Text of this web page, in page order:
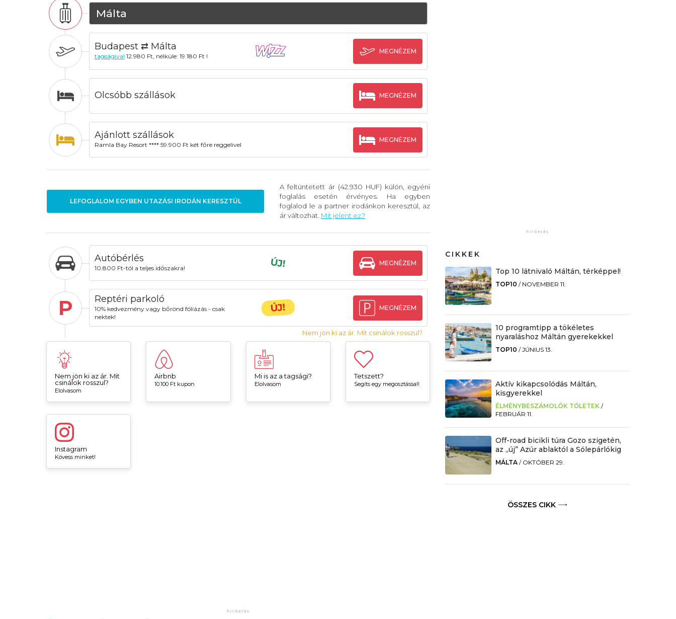
Málta
Budapest ⇄ Málta
tagságival 12.980 Ft, nélküle: 19.180 Ft !
MEGNÉZEM
Olcsóbb szállások MEGNÉZEM
Ajánlott szállások
Ramla Bay Resort **** 59.900 Ft két főre reggelivel
MEGNÉZEM
LEFOGLALOM EGYBEN UTAZÁSI IRODÁN KERESZTÜL
A feltüntetett ár (42.930 HUF) külön, egyéni
foglalás esetén érvényes. Ha egyben
foglalod le a partner irodánkon keresztül, az
ár változhat. Mit jelent ez?
Autóbérlés
10.800 Ft-tól a teljes időszakra! ÚJ! MEGNÉZEM
P Reptéri parkoló
10% kedvezmény vagy bőrönd fóliázás - csak
nektek!
ÚJ! MEGNÉZEM
Nem jön ki az ár. Mit csinálok rosszul?
Nem jön ki az ár. Mit
csinálok rosszul?
Elolvasom
Airbnb
10.100 Ft kupon
Mi is az a tagsági?
Elolvasom
Tetszett?
Segíts egy megosztással!
Instagram
Kövess minket!
CIKKEK
Top 10 látnivaló Máltán, térképpel!
TOP10 / NOVEMBER 11.
10 programtipp a tökéletes
nyaraláshoz Máltán gyerekekkel
TOP10 /JÚNIUS 13.
Aktív kikapcsolódás Máltán,
kisgyerekkel
ÉLMÉNYBESZÁMOLÓK TŐLETEK /
FEBRUÁR 11.
Off-road bicikli túra Gozo szigetén,
az „új” Azúr ablaktól a Sólepárlókig
MÁLTA / OKTÓBER 29.
ÖSSZES CIKK